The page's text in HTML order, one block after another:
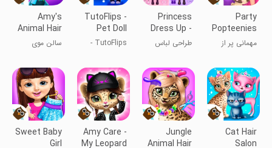
Party
Popteenies
Surprise
مهمانی پر از
Princess
Dress Up -
Sweet Doll
طراحی لباس
TutoFlips -
Pet Doll
House
TutoFlips -
حیوانات خانگی
Amy's
Animal Hair
Salon
سالن موی
Cat Hair
Salon
Jungle
Animal Hair
Amy Care -
My Leopard
Sweet Baby
Girl